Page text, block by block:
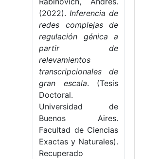
(2022). Inferencia de
redes complejas de
regulación génica a
partir de
relevamientos
transcripcionales de
gran escala. (Tesis
Doctoral.
Universidad de
Buenos Aires.
Facultad de Ciencias
Exactas y Naturales).
Recuperado